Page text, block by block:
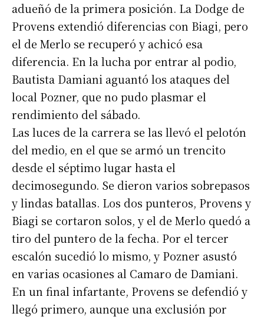
adueñó de la primera posición. La Dodge de
Provens extendió diferencias con Biagi, pero
el de Merlo se recuperó y achicó esa
diferencia. En la lucha por entrar al podio,
Bautista Damiani aguantó los ataques del
local Pozner, que no pudo plasmar el
rendimiento del sábado.
Las luces de la carrera se las llevó el pelotón
del medio, en el que se armó un trencito
desde el séptimo lugar hasta el
decimosegundo. Se dieron varios sobrepasos
y lindas batallas. Los dos punteros, Provens y
Biagi se cortaron solos, y el de Merlo quedó a
tiro del puntero de la fecha. Por el tercer
escalón sucedió lo mismo, y Pozner asustó
en varias ocasiones al Camaro de Damiani.
En un final infartante, Provens se defendió y
llegó primero, aunque una exclusión por